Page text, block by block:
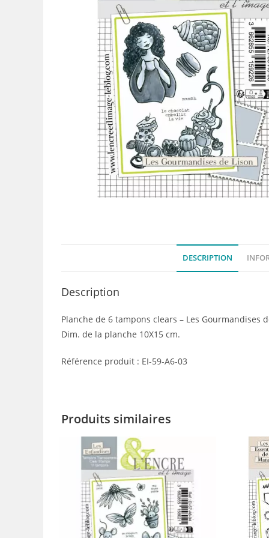
DESCRIPTION
Description
Planche de 6 tampons clears – Les Gourmandises
Dim. de la planche 10X15 cm.
Référence produit : EI-59-A6-03
Produits similaires